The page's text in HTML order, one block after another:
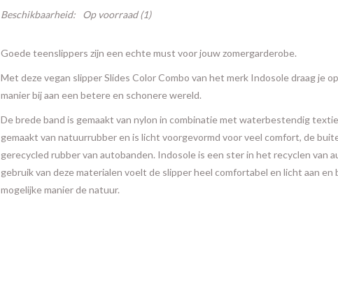
Beschikbaarheid: Op voorraad(1)
Goede teenslippers zijn een echte must voor jouw zomergarderobe.
Met deze vegan slipper Slides Color Combo van het merk Indosole draag je
manier bij aan een betere en schonere wereld.
De brede band is gemaakt van nylon in combinatie met waterbestendig
gemaakt van natuurrubber en is licht voorgevormd voor veel comfort, de
gerecycled rubber van autobanden. Indosole is een ster in het recyclen van
gebruik van deze materialen voelt de slipper heel comfortabel en licht aan en
mogelijke manier de natuur.